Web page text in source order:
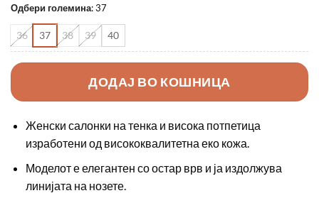
Одбери големина:37
36 37 38 39 40
ДОДАЈ ВО КОШНИЦА
Женски салонки на тенка и висока потпетица
изработени од висококвалитетна еко кожа.
Моделот е елегантен со остар врв и ја издолжува
линијата на нозете.